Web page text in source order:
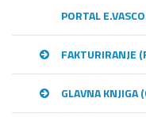
PORTAL
FAKTURIRANJE
GLAVNA KNJIGA